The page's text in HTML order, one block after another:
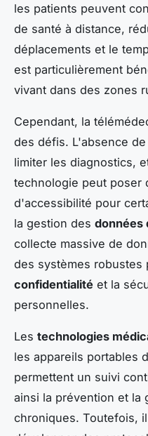
les patients peuvent
de santé à distance,
déplacements et le
est particulièrement
vivant dans des zones
Cependant, la
des défis. L'absence
limiter les diagnostics,
technologie peut poser
d'accessibilité pour
la gestion des données
collecte massive de
des systèmes robustes
confidentialité et la
personnelles.
Les technologies
les appareils portables
permettent un suivi
ainsi la prévention et la
chroniques. Toutefois,